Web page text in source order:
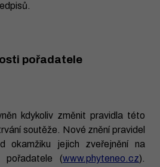
pořadatele
kdykoliv změnit pravidla této
soutěže. Nové znění pravidel
okamžiku jejich zveřejnění na
pořadatele (www.phyteneo.cz).